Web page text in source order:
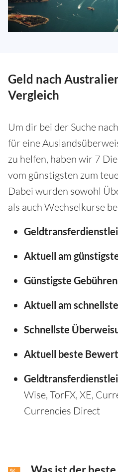
Geld nach
Vergleich
Um dir bei der Suche
für eine
zu helfen, haben wir 7
vom günstigsten zum
Dabei wurden sowohl
als auch Wechselkurse
Aktuell am
Günstigste
Aktuell am
Schnellste
Aktuell beste
Wise, TorFX, XE,
Currencies Direct